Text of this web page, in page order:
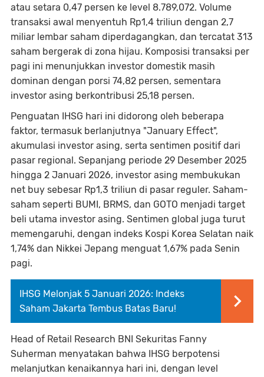
atau setara 0,47 persen ke level 8.789,072. Volume
transaksi awal menyentuh Rp1,4 triliun dengan 2,7
miliar lembar saham diperdagangkan, dan tercatat 313
saham bergerak di zona hijau. Komposisi transaksi per
pagi ini menunjukkan investor domestik masih
dominan dengan porsi 74,82 persen, sementara
investor asing berkontribusi 25,18 persen.
Penguatan IHSG hari ini didorong oleh beberapa
faktor, termasuk berlanjutnya "January Effect",
akumulasi investor asing, serta sentimen positif dari
pasar regional. Sepanjang periode 29 Desember 2025
hingga 2 Januari 2026, investor asing membukukan
net buy sebesar Rp1,3 triliun di pasar reguler. Saham-
saham seperti BUMI, BRMS, dan GOTO menjadi target
beli utama investor asing. Sentimen global juga turut
memengaruhi, dengan indeks Kospi Korea Selatan naik
1,74% dan Nikkei Jepang menguat 1,67% pada Senin
pagi.
IHSG Melonjak 5 Januari 2026: Indeks
Saham Jakarta Tembus Batas Baru!
Head of Retail Research BNI Sekuritas Fanny
Suherman menyatakan bahwa IHSG berpotensi
melanjutkan kenaikannya hari ini, dengan level